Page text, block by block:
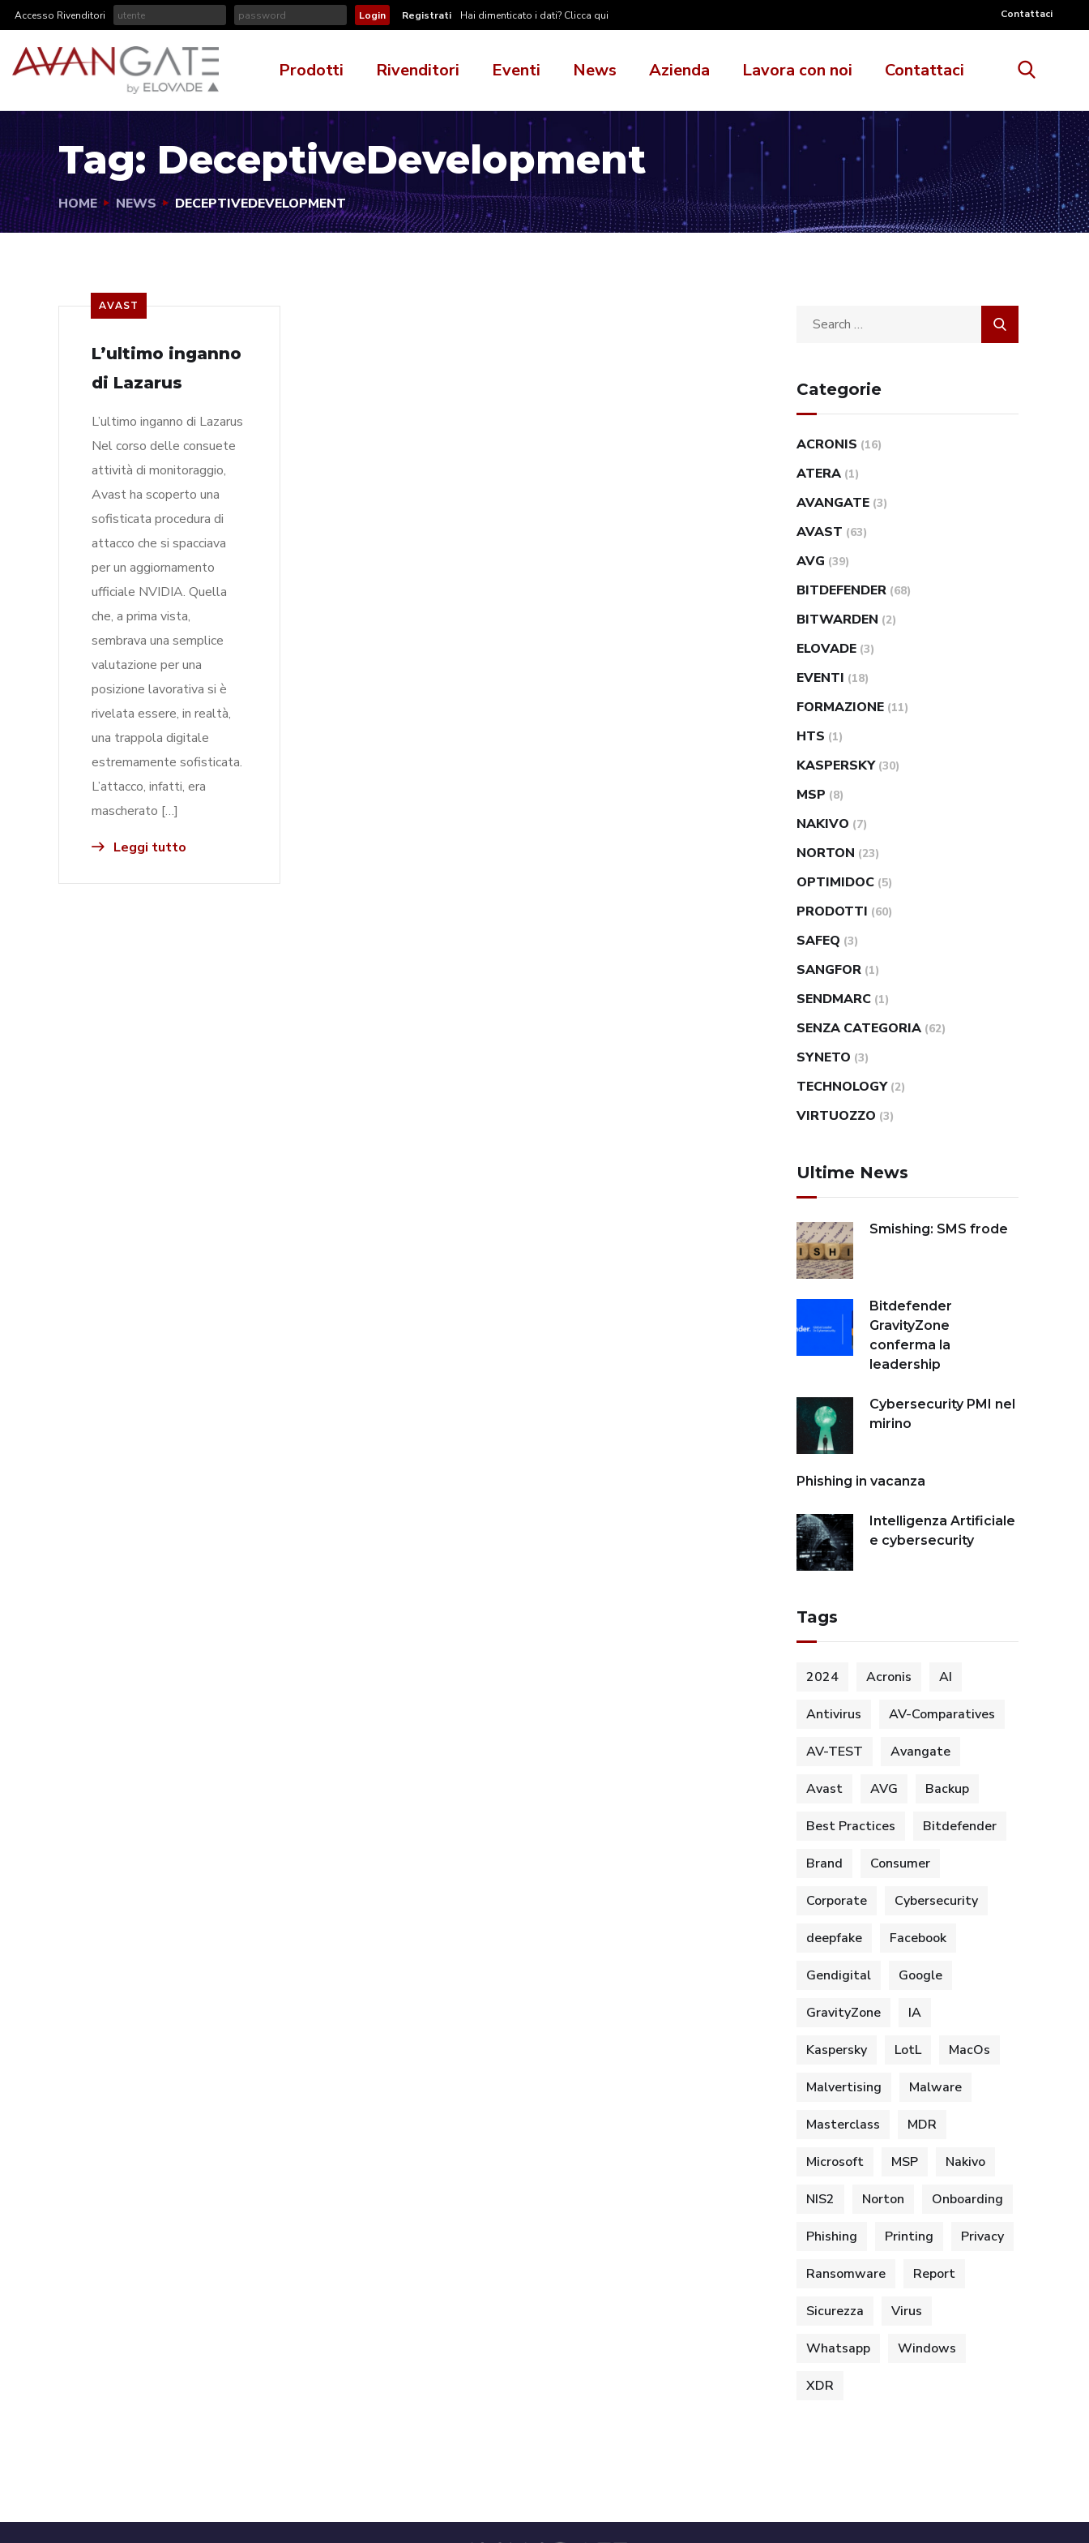
Accesso Rivenditori Registrati Hai dimenticato i dati? Clicca qui Contattaci
Prodotti Rivenditori Eventi News Azienda Lavora con noi Contattaci
Tag:DeceptiveDevelopment
HOME NEWS DECEPTIVEDEVELOPMENT
AVAST
L’ultimo inganno
di Lazarus
L’ultimo inganno di Lazarus
Nel corso delle consuete
attività di monitoraggio,
Avast ha scoperto una
sofisticata procedura di
attacco che si spacciava
per un aggiornamento
ufficiale NVIDIA. Quella
che, a prima vista,
sembrava una semplice
valutazione per una
posizione lavorativa si è
rivelata essere, in realtà,
una trappola digitale
estremamente sofisticata.
L’attacco, infatti, era
mascherato […]
Leggi tutto
Categorie
ACRONIS (16)
ATERA (1)
AVANGATE (3)
AVAST (63)
AVG (39)
BITDEFENDER (68)
BITWARDEN (2)
ELOVADE (3)
EVENTI (18)
FORMAZIONE (11)
HTS (1)
KASPERSKY (30)
MSP (8)
NAKIVO (7)
NORTON (23)
OPTIMIDOC (5)
PRODOTTI (60)
SAFEQ (3)
SANGFOR (1)
SENDMARC (1)
SENZA CATEGORIA (62)
SYNETO (3)
TECHNOLOGY (2)
VIRTUOZZO (3)
Ultime News
Smishing: SMS frode
Bitdefender
GravityZone
conferma la
leadership
Cybersecurity PMI nel
mirino
Phishing in vacanza
Intelligenza Artificiale
e cybersecurity
Tags
2024 Acronis AI
Antivirus AV-Comparatives
AV-TEST Avangate
Avast AVG Backup
Best Practices Bitdefender
Brand Consumer
Corporate Cybersecurity
deepfake Facebook
Gendigital Google
GravityZone IA
Kaspersky LotL MacOs
Malvertising Malware
Masterclass MDR
Microsoft MSP Nakivo
NIS2 Norton Onboarding
Phishing Printing Privacy
Ransomware Report
Sicurezza Virus
Whatsapp Windows
XDR